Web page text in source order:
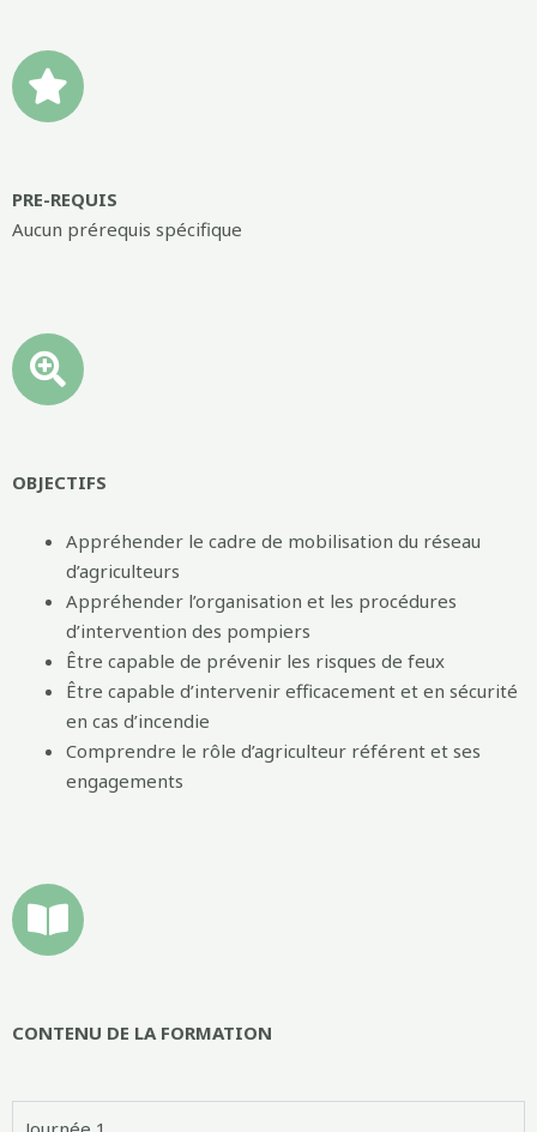
PRE-REQUIS
Aucun prérequis spécifique
OBJECTIFS
Appréhender le cadre de mobilisation du réseau
d’agriculteurs
Appréhender l’organisation et les procédures
d’intervention des pompiers
Être capable de prévenir les risques de feux
Être capable d’intervenir efficacement et en sécurité
en cas d’incendie
Comprendre le rôle d’agriculteur référent et ses
engagements
CONTENU DE LA FORMATION